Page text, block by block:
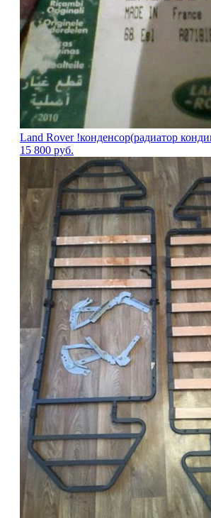
Land Rover !конденсор(радиатор
15 800 руб.